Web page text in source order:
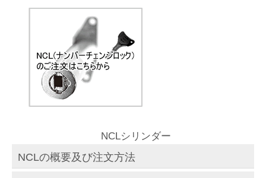
NCLシリンダー
NCLの概要及び注文方法